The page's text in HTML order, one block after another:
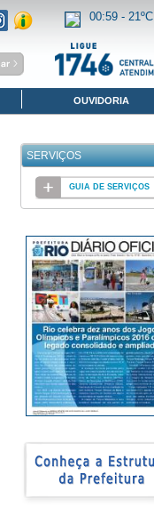
00:59 -21ºC
OUVIDORIA
SERVIÇOS
GUIA DE SERVIÇOS